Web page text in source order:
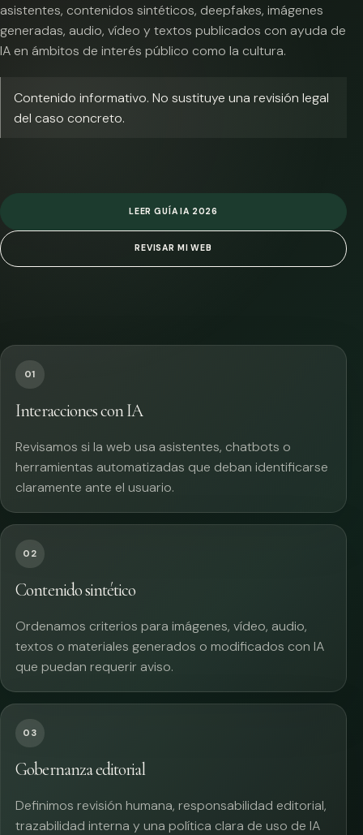
asistentes, contenidos sintéticos, deepfakes, imágenes
generadas, audio, vídeo y textos publicados con ayuda de
IA en ámbitos de interés público como la cultura.
Contenido informativo. No sustituye una revisión legal
del caso concreto.
LEER GUÍA IA 2026
REVISAR MI WEB
01
Interacciones con IA
Revisamos si la web usa asistentes, chatbots o
herramientas automatizadas que deban identificarse
claramente ante el usuario.
02
Contenido sintético
Ordenamos criterios para imágenes, vídeo, audio,
textos o materiales generados o modificados con IA
que puedan requerir aviso.
03
Gobernanza editorial
Definimos revisión humana, responsabilidad editorial,
trazabilidad interna y una política clara de uso de IA